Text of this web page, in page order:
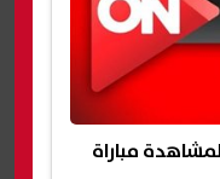
تردد قنوات OnTime SPORTS لمشاهدة مباراة